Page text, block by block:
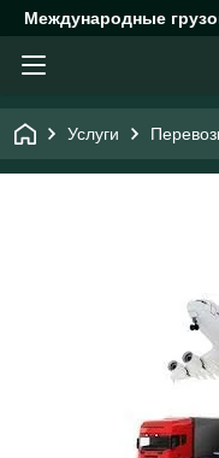
Международные
Услуги